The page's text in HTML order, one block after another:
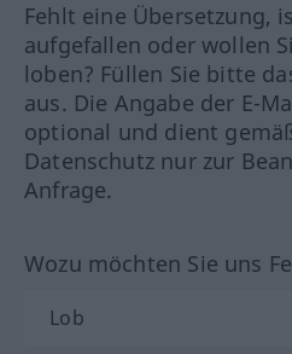
Fehlt eine Übersetzung,
aufgefallen oder wollen
loben? Füllen Sie bitte
aus. Die Angabe der E-
optional und dient
Datenschutz nur zur
Anfrage.
Wozu möchten Sie uns